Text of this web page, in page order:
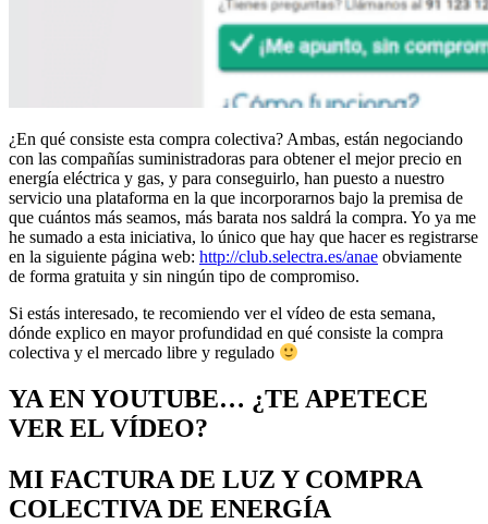
¿En qué consiste esta compra colectiva? Ambas, están negociando
con las compañías suministradoras para obtener el mejor precio en
energía eléctrica y gas, y para conseguirlo, han puesto a nuestro
servicio una plataforma en la que incorporarnos bajo la premisa de
que cuántos más seamos, más barata nos saldrá la compra. Yo ya me
he sumado a esta iniciativa, lo único que hay que hacer es registrarse
en la siguiente página web: http://club.selectra.es/anae obviamente
de forma gratuita y sin ningún tipo de compromiso.
Si estás interesado, te recomiendo ver el vídeo de esta semana,
dónde explico en mayor profundidad en qué consiste la compra
colectiva y el mercado libre y regulado
YA EN YOUTUBE… ¿TE APETECE
VER EL VÍDEO?
MI FACTURA DE LUZ Y COMPRA
COLECTIVA DE ENERGÍA